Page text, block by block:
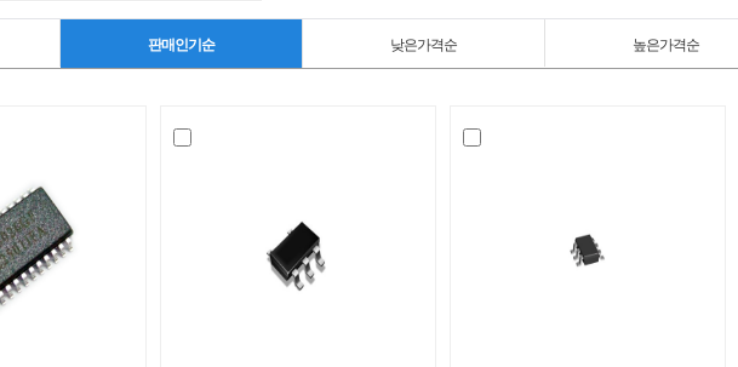
판매인기순 낮은가격순 높은가격순